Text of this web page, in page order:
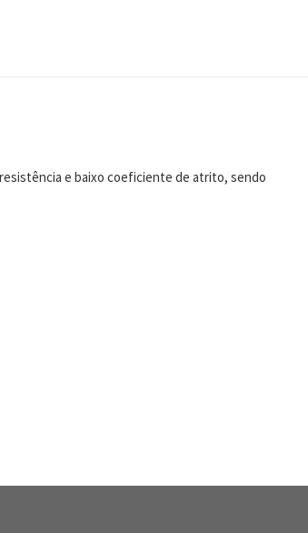
e baixo coeficiente de atrito, sendo